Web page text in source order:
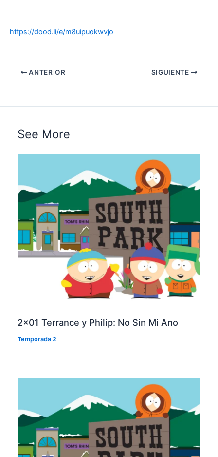
https://dood.li/e/m8uipuokwvjo
ANTERIOR SIGUIENTE
See More
2×01 Terrance y Philip: No Sin Mi Ano
Temporada 2